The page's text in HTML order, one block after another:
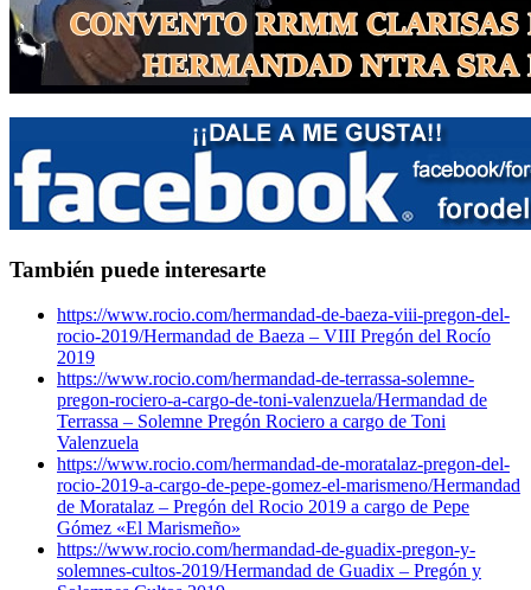
También puede interesarte
https://www.rocio.com/hermandad-de-baeza-viii-pregon-del-
rocio-2019/Hermandad de Baeza – VIII Pregón del Rocío
2019
https://www.rocio.com/hermandad-de-terrassa-solemne-
pregon-rociero-a-cargo-de-toni-valenzuela/Hermandad de
Terrassa – Solemne Pregón Rociero a cargo de Toni
Valenzuela
https://www.rocio.com/hermandad-de-moratalaz-pregon-del-
rocio-2019-a-cargo-de-pepe-gomez-el-marismeno/Hermandad
de Moratalaz – Pregón del Rocio 2019 a cargo de Pepe
Gómez «El Marismeño»
https://www.rocio.com/hermandad-de-guadix-pregon-y-
solemnes-cultos-2019/Hermandad de Guadix – Pregón y